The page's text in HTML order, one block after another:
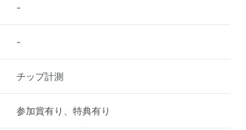
-
-
チップ計測
参加賞有り、特典有り